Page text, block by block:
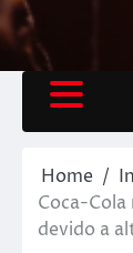
Home
Coca-
devido a